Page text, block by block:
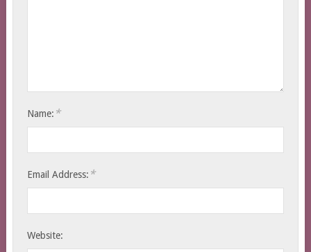
Name: *
Email Address: *
Website: